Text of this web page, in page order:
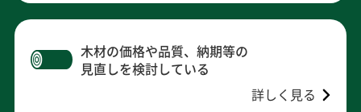
木材の価格や品質、納期等の
見直しを検討している
詳しく見る